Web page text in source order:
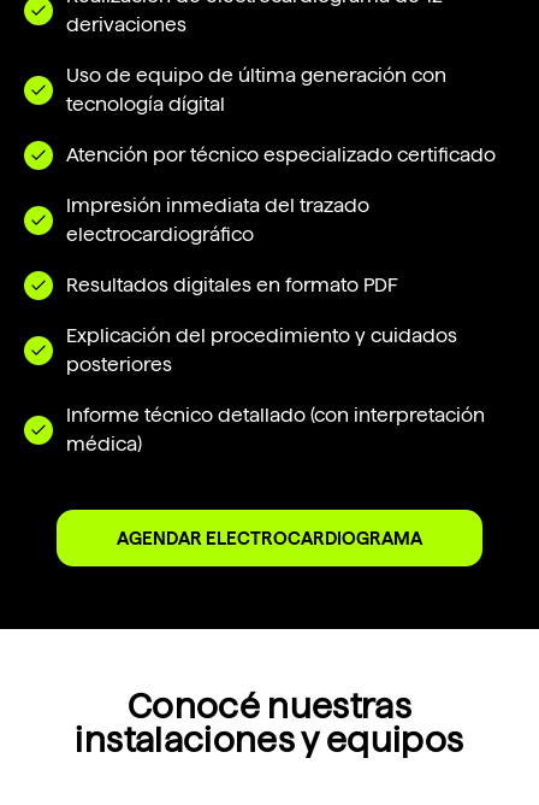
derivaciones
Uso de equipo de última generación con
tecnología dígital
Atención por técnico especializado certificado
Impresión inmediata del trazado
electrocardiográfico
Resultados digitales en formato PDF
Explicación del procedimiento y cuidados
posteriores
Informe técnico detallado (con interpretación
médica)
AGENDAR ELECTROCARDIOGRAMA
Conocé nuestras
instalaciones y equipos